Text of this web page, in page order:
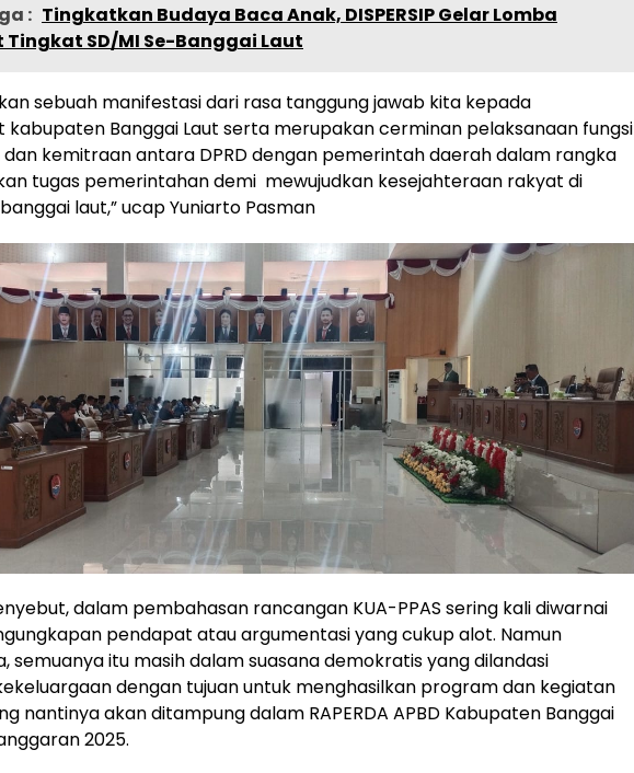
: Tingkatkan Budaya Baca Anak, DISPERSIP Gelar Lomba
Tingkat SD/MI Se-Banggai Laut
sebuah manifestasi dari rasa tanggung jawab kita kepada
kabupaten Banggai Laut serta merupakan cerminan pelaksanaan fungsi
kemitraan antara DPRD dengan pemerintah daerah dalam rangka
tugas pemerintahan demi mewujudkan kesejahteraan rakyat di
laut,” ucap Yuniarto Pasman
dalam pembahasan rancangan KUA-PPAS sering kali diwarnai
pendapat atau argumentasi yang cukup alot. Namun
semuanya itu masih dalam suasana demokratis yang dilandasi
dengan tujuan untuk menghasilkan program dan kegiatan
nantinya akan ditampung dalam RAPERDA APBD Kabupaten Banggai
2025.